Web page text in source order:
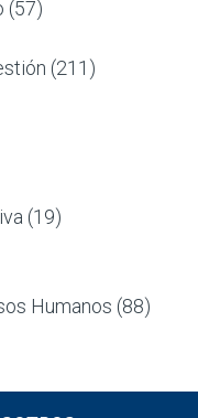
(57)
(211)
(19)
Humanos (88)